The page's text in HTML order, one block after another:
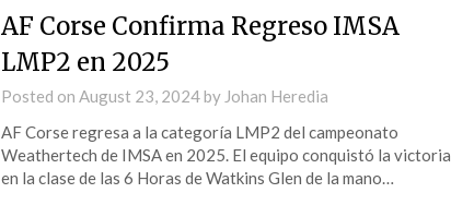
AF Corse Confirma Regreso IMSA
LMP2 en 2025
Posted on August 23, 2024by Johan Heredia
AF Corse regresa a la categoría LMP2 del campeonato
Weathertech de IMSA en 2025. El equipo conquistó la victoria
en la clase de las 6 Horas de Watkins Glen de la mano…